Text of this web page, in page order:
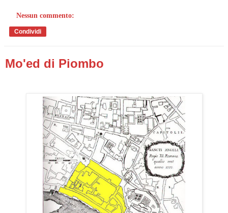
Nessun commento:
Condividi
Mo'ed di Piombo